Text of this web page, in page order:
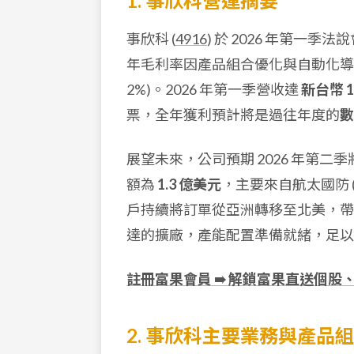
事欣科 (4916) 於 2026 年第一季法
年毛利率因產品組合優化與自動化
2%)。2026 年第一季營收達新台幣
票，全年獲利預計將是過往年度的
展望未來，公司預期 2026 年第二季
額為 1.3 億美元 ，主要來自航太國
戶持續將訂單從亞洲轉移至北美，
達的擴廠，產能配置準備就緒，足
註冊富果會員 ➠ 解鎖富果直送個股
2. 事欣科主要業務與產品